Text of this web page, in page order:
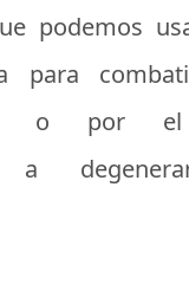
podemos
para
o por el
a